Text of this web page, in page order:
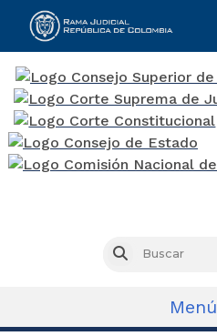
Buscar
Menú